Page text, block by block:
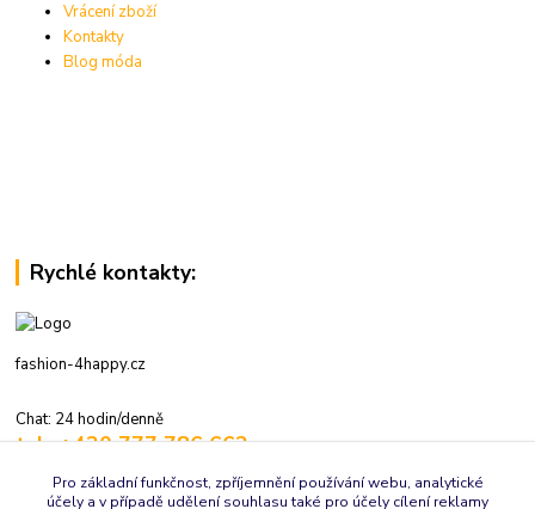
Vrácení zboží
Kontakty
Blog móda
Rychlé kontakty:
fashion-4happy.cz
Chat: 24 hodin/denně
tel.: +420 777 786 662
Pro základní funkčnost, zpříjemnění používání webu, analytické
účely a v případě udělení souhlasu také pro účely cílení reklamy